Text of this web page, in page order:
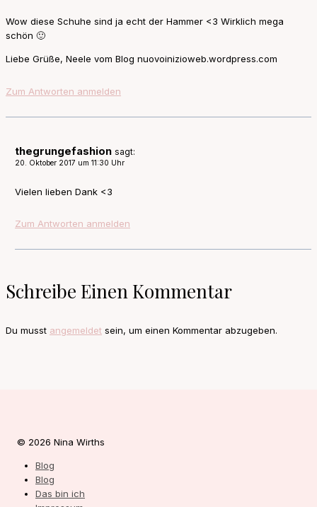
Wow diese Schuhe sind ja echt der Hammer <3 Wirklich mega
schön 🙂
Liebe Grüße, Neele vom Blog nuovoinizioweb.wordpress.com
Zum Antworten anmelden
thegrungefashion sagt:
20. Oktober 2017 um 11:30 Uhr
Vielen lieben Dank <3
Zum Antworten anmelden
Schreibe Einen Kommentar
Du musst angemeldet sein, um einen Kommentar abzugeben.
© 2026 Nina Wirths
Blog
Blog
Das bin ich